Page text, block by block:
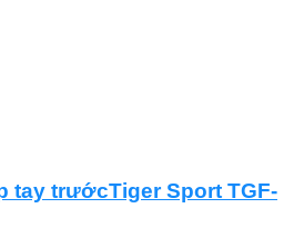
tay trướcTiger Sport TGF-